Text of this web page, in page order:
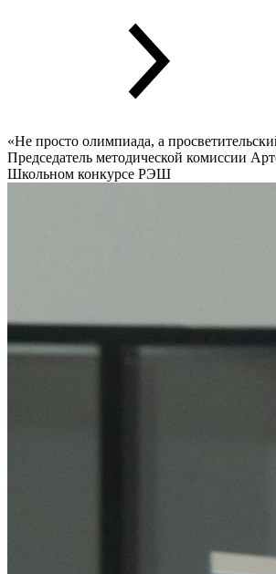
«Не просто олимпиада, а
Председатель методической комиссии
Школьном конкурсе РЭШ